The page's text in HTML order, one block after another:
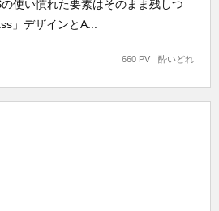
使い慣れた要素はそのまま残しつ
」デザインとA...
酔いどれ
660 PV